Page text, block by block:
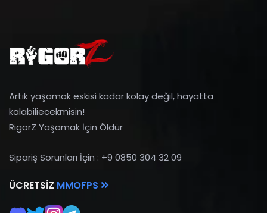
Artık yaşamak eskisi kadar kolay değil, hayatta
kalabiliecekmisin!
RigorZ Yaşamak İçin Öldür
Sipariş Sorunları İçin : +9 0850 304 32 09
ÜCRETSIZ MMOFPS